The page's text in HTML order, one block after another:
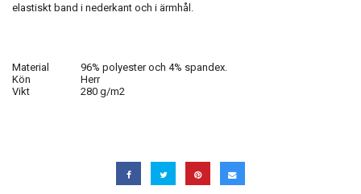
elastiskt band i nederkant och i ärmhål.
Material
96% polyester och 4% spandex.
Kön
Herr
Vikt
280 g/m2